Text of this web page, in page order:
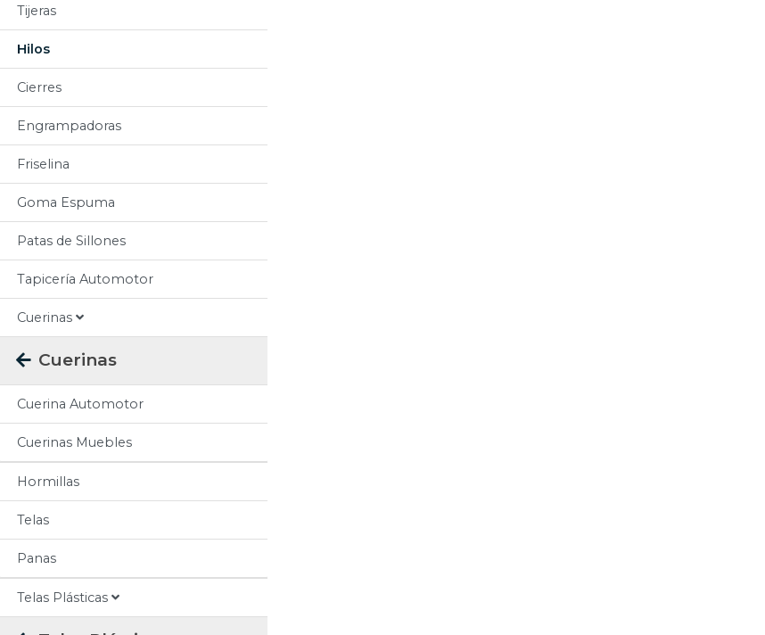
Tijeras
Hilos
Cierres
Engrampadoras
Friselina
Goma Espuma
Patas de Sillones
Tapicería Automotor
Cuerinas
Cuerinas
Cuerina Automotor
Cuerinas Muebles
Hormillas
Telas
Panas
Telas Plásticas